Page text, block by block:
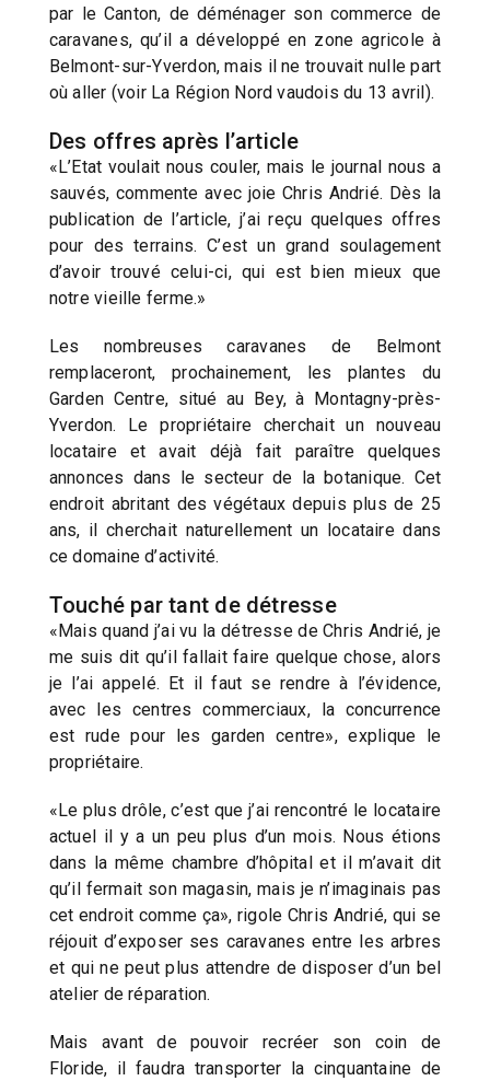
par le Canton, de déménager son commerce de
caravanes, qu’il a développé en zone agricole à
Belmont-sur-Yverdon, mais il ne trouvait nulle part
où aller (voir La Région Nord vaudois du 13 avril).
Des offres après l’article
«L’Etat voulait nous couler, mais le journal nous a
sauvés, commente avec joie Chris Andrié. Dès la
publication de l’article, j’ai reçu quelques offres
pour des terrains. C’est un grand soulagement
d’avoir trouvé celui-ci, qui est bien mieux que
notre vieille ferme.»
Les nombreuses caravanes de Belmont
remplaceront, prochainement, les plantes du
Garden Centre, situé au Bey, à Montagny-près-
Yverdon. Le propriétaire cherchait un nouveau
locataire et avait déjà fait paraître quelques
annonces dans le secteur de la botanique. Cet
endroit abritant des végétaux depuis plus de 25
ans, il cherchait naturellement un locataire dans
ce domaine d’activité.
Touché par tant de détresse
«Mais quand j’ai vu la détresse de Chris Andrié, je
me suis dit qu’il fallait faire quelque chose, alors
je l’ai appelé. Et il faut se rendre à l’évidence,
avec les centres commerciaux, la concurrence
est rude pour les garden centre», explique le
propriétaire.
«Le plus drôle, c’est que j’ai rencontré le locataire
actuel il y a un peu plus d’un mois. Nous étions
dans la même chambre d’hôpital et il m’avait dit
qu’il fermait son magasin, mais je n’imaginais pas
cet endroit comme ça», rigole Chris Andrié, qui se
réjouit d’exposer ses caravanes entre les arbres
et qui ne peut plus attendre de disposer d’un bel
atelier de réparation.
Mais avant de pouvoir recréer son coin de
Floride, il faudra transporter la cinquantaine de